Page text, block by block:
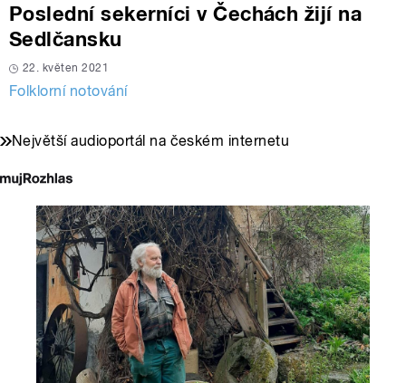
Poslední sekerníci v Čechách žijí na
Sedlčansku
22. květen 2021
Folklorní notování
Největší audioportál na českém internetu